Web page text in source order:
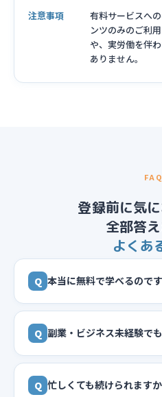
注意事項
有料サービスへ
ンツのみのご利
や、実労働を伴
ありません。
FAQ
登録前に気に
全部答え
よくあ
Q 本当に無料で学べるので
Q 副業・ビジネス未経験で
Q 忙しくても続けられます